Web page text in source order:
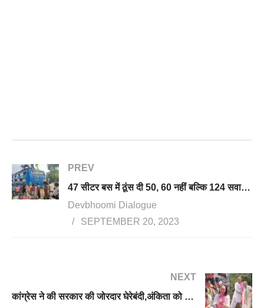
PREV
47 सीटर बस में ठूंस दी 50, 60 नहीं बल्कि 124 सवारियां, बस को किया गया सीज
Devbhoomi Dialogue
SEPTEMBER 20, 2023
NEXT
कांग्रेस ने की सरकार की जोरदार घेरेबंदी,अंकिता को न्याय के लिए सिर मुंडवाया